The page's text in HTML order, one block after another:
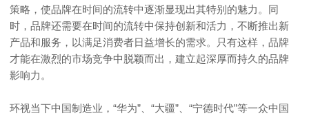
策略，使品牌在时间的流转中逐渐显现出其特别的魅力。同
时，品牌还需要在时间的流转中保持创新和活力，不断推出新
产品和服务，以满足消费者日益增长的需求。只有这样，品牌
才能在激烈的市场竞争中脱颖而出，建立起深厚而持久的品牌
影响力。
环视当下中国制造业，“华为”、“大疆”、“宁德时代”等一众中国